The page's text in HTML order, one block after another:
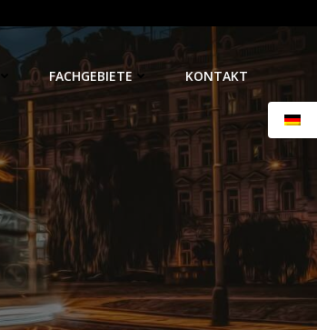
FACHGEBIETE KONTAKT